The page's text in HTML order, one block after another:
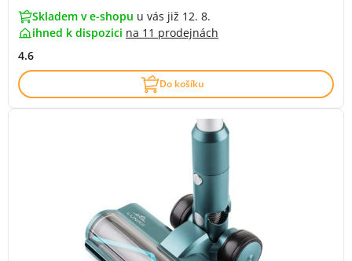
Skladem v e-shopu u vás již 12. 8.
ihned k dispozici na 11 prodejnách
4.6
Do košíku